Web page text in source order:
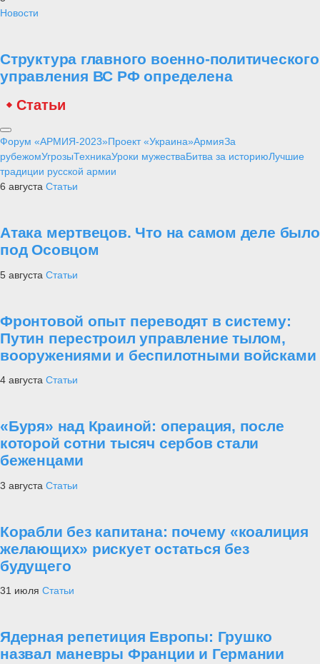
Новости
Структура главного военно-политического
управления ВС РФ определена
Статьи
Форум «АРМИЯ-2023»Проект «Украина»АрмияЗа
рубежомУгрозыТехникаУроки мужестваБитва за историюЛучшие
традиции русской армии
6 августа Статьи
Атака мертвецов. Что на самом деле было
под Осовцом
5 августа Статьи
Фронтовой опыт переводят в систему:
Путин перестроил управление тылом,
вооружениями и беспилотными войсками
4 августа Статьи
«Буря» над Краиной: операция, после
которой сотни тысяч сербов стали
беженцами
3 августа Статьи
Корабли без капитана: почему «коалиция
желающих» рискует остаться без
будущего
31 июля Статьи
Ядерная репетиция Европы: Грушко
назвал маневры Франции и Германии